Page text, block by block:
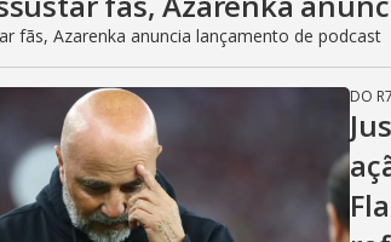
fãs, Azarenka anuncia lançamento de podcast
DO R7